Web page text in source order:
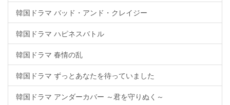
韓国ドラマ バッド・アンド・クレイジー
韓国ドラマ ハピネスバトル
韓国ドラマ 春情の乱
韓国ドラマ ずっとあなたを待っていました
韓国ドラマ アンダーカバー ～君を守りぬく～